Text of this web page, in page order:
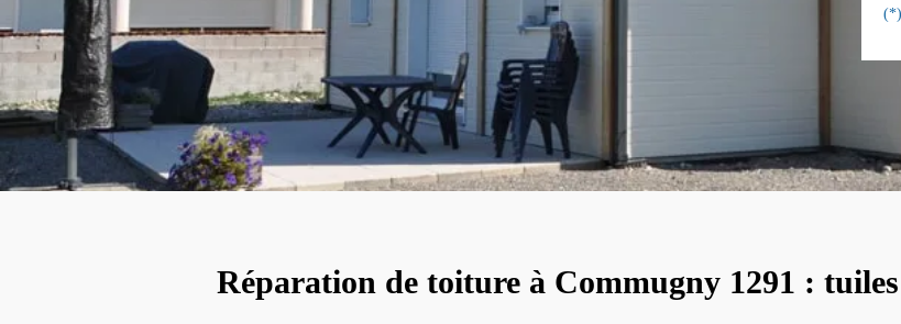
Réparation de toiture à Commugny 1291 :